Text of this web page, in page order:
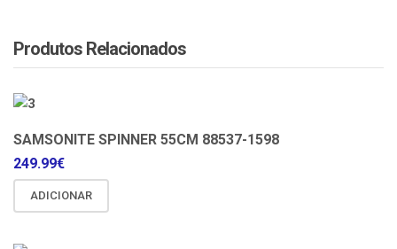
Produtos Relacionados
SAMSONITE SPINNER 55CM 88537-1598
249.99€
ADICIONAR